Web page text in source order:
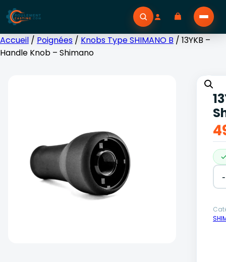
Accueil / Poignées / Knobs Type SHIMANO B / 13YKB –
Handle Knob – Shimano
-